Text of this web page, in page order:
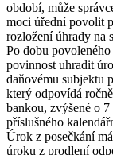
období, může
moci úřední povolit
rozložení úhrady na
Po dobu
povinnost uhradit
daňovému subjektu
který odpovídá
bankou, zvýšené o
příslušného
Úrok z posečkání
úroku z prodlení